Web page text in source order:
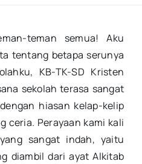
teman semua! Aku
tentang betapa serunya
KB-TK-SD Kristen
sekolah terasa sangat
hiasan kelap-kelip
ceria. Perayaan kami kali
sangat indah, yaitu
diambil dari ayat Alkitab